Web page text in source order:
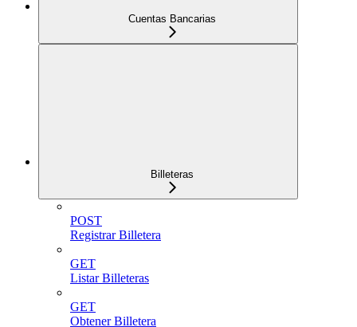
Cuentas Bancarias
Billeteras
POST
Registrar Billetera
GET
Listar Billeteras
GET
Obtener Billetera